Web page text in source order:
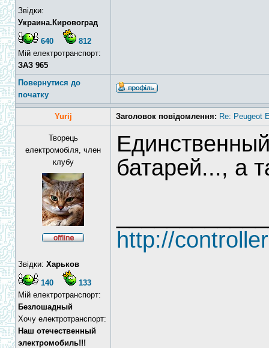
Звідки:
Украина.Кировоград
640
812
Мій електротранспорт:
ЗАЗ 965
Повернутися до
початку
Yurij Заголовок повідомлення: Re: Peugeot
Творець
електромобіля, член
клубу
Звідки: Харьков
140
133
Мій електротранспорт:
Безлошадный
Хочу електротранспорт:
Наш отечественный
электромобиль!!!
батарей..., а
http://